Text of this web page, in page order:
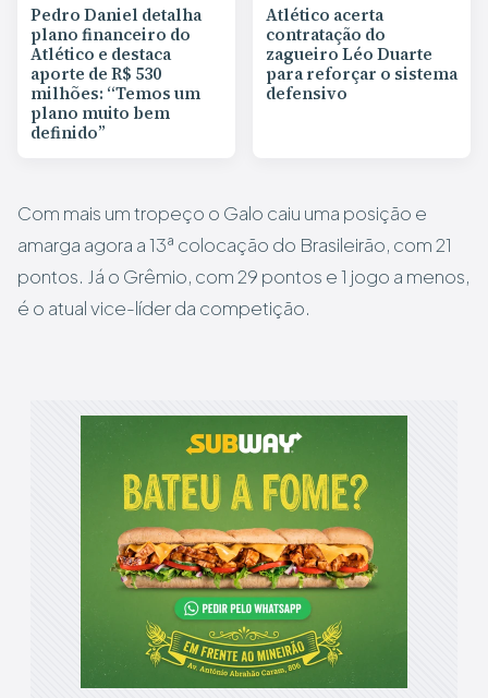
Pedro Daniel detalha
plano financeiro do
Atlético e destaca
aporte de R$ 530
milhões: “Temos um
plano muito bem
definido”
Atlético acerta
contratação do
zagueiro Léo Duarte
para reforçar o sistema
defensivo
Com mais um tropeço o Galo caiu uma posição e
amarga agora a 13ª colocação do Brasileirão, com 21
pontos. Já o Grêmio, com 29 pontos e 1 jogo a menos,
é o atual vice-líder da competição.